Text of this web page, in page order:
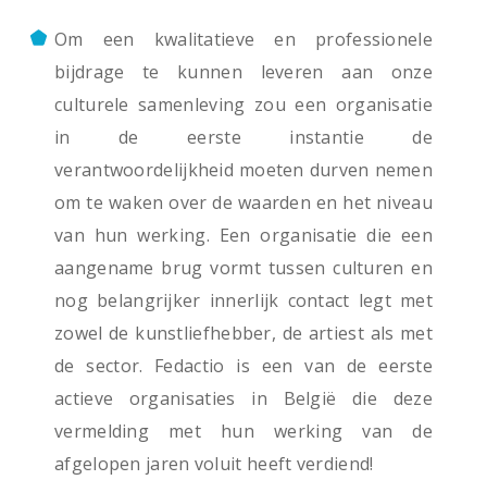
Om een kwalitatieve en professionele
bijdrage te kunnen leveren aan onze
culturele samenleving zou een organisatie
in de eerste instantie de
verantwoordelijkheid moeten durven nemen
om te waken over de waarden en het niveau
van hun werking. Een organisatie die een
aangename brug vormt tussen culturen en
nog belangrijker innerlijk contact legt met
zowel de kunstliefhebber, de artiest als met
de sector. Fedactio is een van de eerste
actieve organisaties in België die deze
vermelding met hun werking van de
afgelopen jaren voluit heeft verdiend!